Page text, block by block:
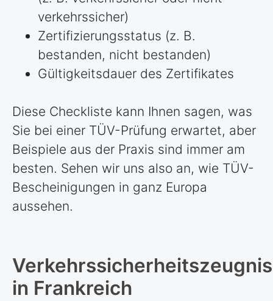
verkehrssicher)
Zertifizierungsstatus (z. B.
bestanden, nicht bestanden)
Gültigkeitsdauer des Zertifikates
Diese Checkliste kann Ihnen sagen, was
Sie bei einer TÜV-Prüfung erwartet, aber
Beispiele aus der Praxis sind immer am
besten. Sehen wir uns also an, wie TÜV-
Bescheinigungen in ganz Europa
aussehen.
Verkehrssicherheitszeugnis
in Frankreich